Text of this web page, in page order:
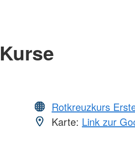
Kurse
Rotkreuzkurs
Karte: Link zur